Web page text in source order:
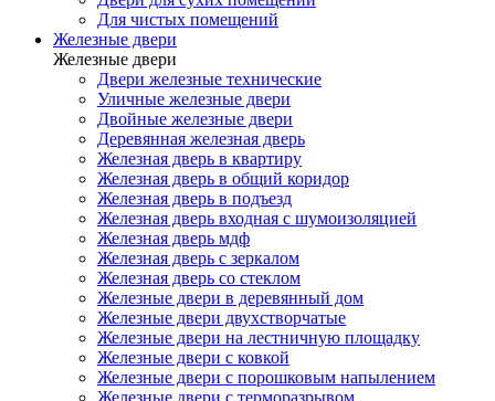
Для чистых помещений
Железные двери
Железные двери
Двери железные технические
Уличные железные двери
Двойные железные двери
Деревянная железная дверь
Железная дверь в квартиру
Железная дверь в общий коридор
Железная дверь в подъезд
Железная дверь входная с шумоизоляцией
Железная дверь мдф
Железная дверь с зеркалом
Железная дверь со стеклом
Железные двери в деревянный дом
Железные двери двухстворчатые
Железные двери на лестничную площадку
Железные двери с ковкой
Железные двери с порошковым напылением